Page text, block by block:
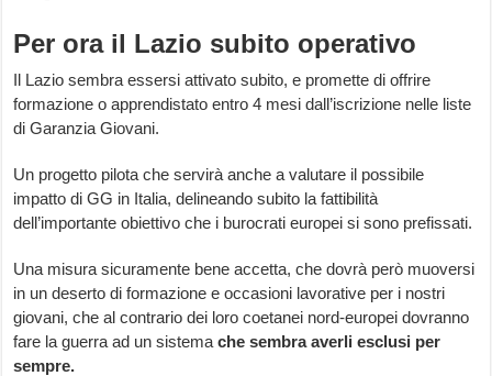
Per ora il Lazio subito operativo
Il Lazio sembra essersi attivato subito, e promette di offrire
formazione o apprendistato entro 4 mesi dall’iscrizione nelle liste
di Garanzia Giovani.
Un progetto pilota che servirà anche a valutare il possibile
impatto di GG in Italia, delineando subito la fattibilità
dell’importante obiettivo che i burocrati europei si sono prefissati.
Una misura sicuramente bene accetta, che dovrà però muoversi
in un deserto di formazione e occasioni lavorative per i nostri
giovani, che al contrario dei loro coetanei nord-europei dovranno
fare la guerra ad un sistemache sembra averli esclusi per
sempre.